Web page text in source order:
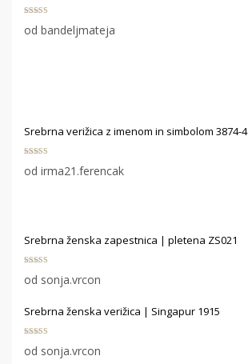
od 5
od bandeljmateja
Srebrna verižica z imenom in simbolom 3874-4
od 5
od irma21.ferencak
Srebrna ženska zapestnica | pletena ZS021
od 5
od sonja.vrcon
Srebrna ženska verižica | Singapur 1915
od 5
od sonja.vrcon